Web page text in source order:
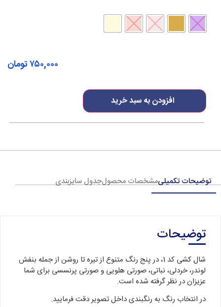
افزودن به سبد خرید
۷۵۰,۰۰۰تومان
توضیحات تکمیلیمشخصات محصولجدول سایزبندی
توضیحات
شال کشی کد 1، در پنج رنگ متنوع از تیره تا روشن از جمله بنفش
لوندر، خردلی، نباتی، صورتی هلویی و صورتی پرنسسی برای شما
عزیزان در نظر گرفته شده است.
در انتخاب رنگ به رنگبندی داخل تصویر دقت فرمایید.